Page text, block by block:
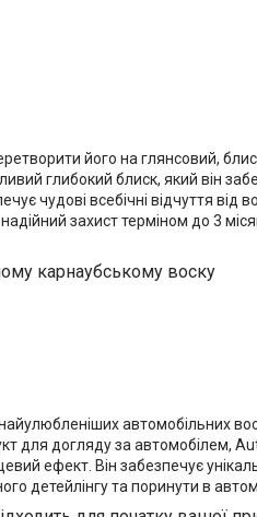
його на глянсовий,
глибокий блиск, який він
чудові всебічні відчуття від
захист терміном до 3
карнаубському воску
автомобільних
для догляду за автомобілем,
ефект. Він забезпечує
детейлінгу та поринути в